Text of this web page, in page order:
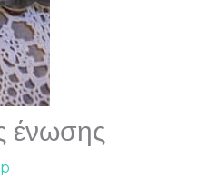
ένωσης